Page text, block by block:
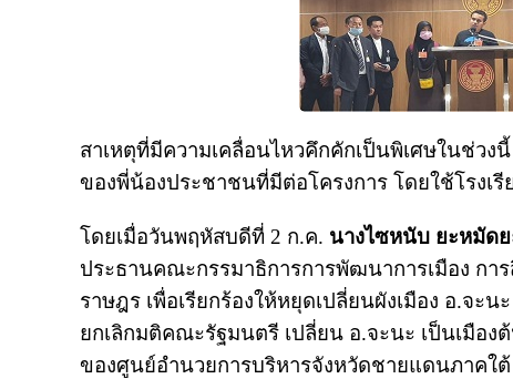
สาเหตุที่มีความเคลื่อนไหวคึกคักเป็นพิเศษในช่วง
ของพี่น้องประชาชนที่มีต่อโครงการ โดยใช้โรงเ
โดยเมื่อวันพฤหัสบดีที่ 2 ก.ค. นางไซหนับ ยะหมัดย
ประธานคณะกรรมาธิการการพัฒนาการเมือง ก
ราษฎร เพื่อเรียกร้องให้หยุดเปลี่ยนผังเมือง อ.จะ
ยกเลิกมติคณะรัฐมนตรี เปลี่ยน อ.จะนะ เป็นเมือ
ของศูนย์อำนวยการบริหารจังหวัดชายแดนภาค